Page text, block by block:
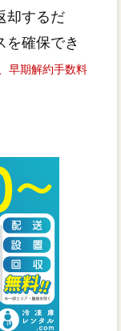
却するだ
を確保でき
早期解約手数料